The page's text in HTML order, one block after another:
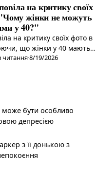
на критику своїх
жінки не можуть
у 40?"
на критику своїх фото в
що жінки у 40 мають
читання·8/19/2026
може бути особливо
депресією
з її донькою з